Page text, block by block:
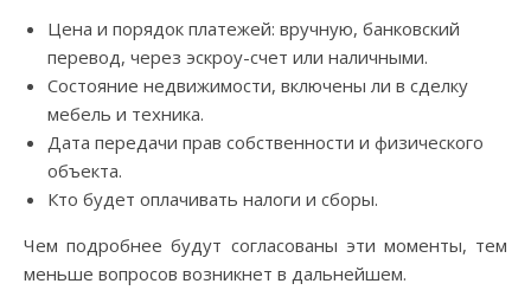
Цена и порядок платежей: вручную, банковский
перевод, через эскроу-счет или наличными.
Состояние недвижимости, включены ли в сделку
мебель и техника.
Дата передачи прав собственности и физического
объекта.
Кто будет оплачивать налоги и сборы.
Чем подробнее будут согласованы эти моменты, тем
меньше вопросов возникнет в дальнейшем.